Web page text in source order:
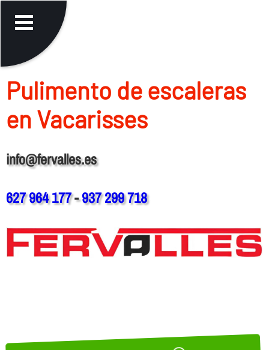
Pulimento de escaleras
en Vacarisses
info@fervalles.es
627 964 177-937 299 718